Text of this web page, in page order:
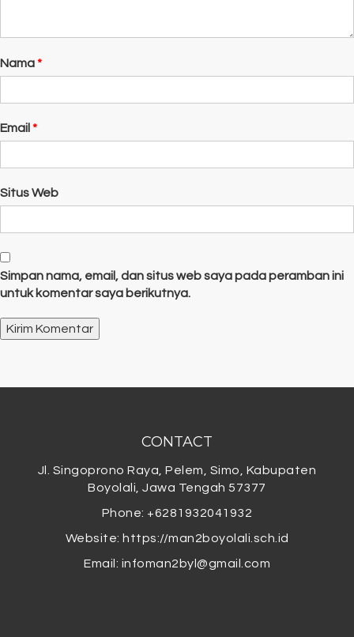
Nama*
Email *
Situs Web
Simpan nama, email, dan situs web saya pada peramban ini
untuk komentar saya berikutnya.
CONTACT
Jl. Singoprono Raya, Pelem, Simo, Kabupaten
Boyolali, Jawa Tengah 57377
Phone: +6281932041932
Website: https://man2boyolali.sch.id
Email: infoman2byl@gmail.com